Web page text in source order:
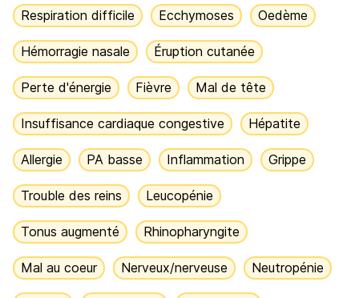
Respiration difficile Ecchymoses Oedème
Hémorragie nasale Éruption cutanée
Perte d'énergie Fièvre Mal de tête
Insuffisance cardiaque congestive Hépatite
Allergie PA basse Inflammation Grippe
Trouble des reins Leucopénie
Tonus augmenté Rhinopharyngite
Mal au coeur Nerveux/nerveuse Neutropénie